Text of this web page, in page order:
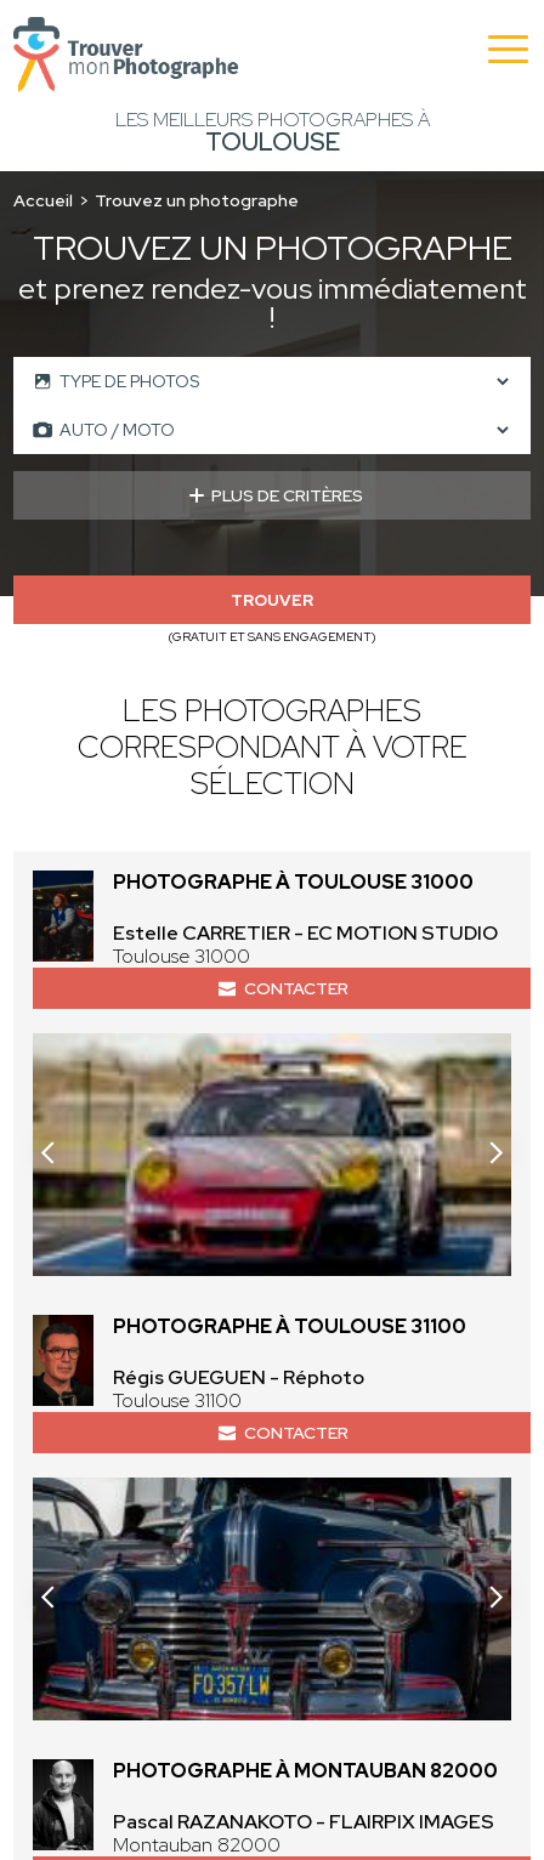
LES MEILLEURS PHOTOGRAPHES À
TOULOUSE
Accueil Trouvez un photographe
TROUVEZ UN PHOTOGRAPHE
et prenez rendez-vous immédiatement
!
PLUS DE CRITÈRES
TROUVER
(GRATUIT ET SANS ENGAGEMENT)
LES PHOTOGRAPHES
CORRESPONDANT À VOTRE
SÉLECTION
PHOTOGRAPHE À TOULOUSE 31000
Estelle CARRETIER - EC MOTION STUDIO
Toulouse 31000
CONTACTER
PHOTOGRAPHE À TOULOUSE 31100
Régis GUEGUEN - Réphoto
Toulouse 31100
CONTACTER
PHOTOGRAPHE À MONTAUBAN 82000
Pascal RAZANAKOTO - FLAIRPIX IMAGES
Montauban 82000